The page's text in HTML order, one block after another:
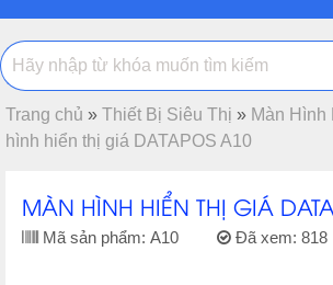
Trang chủ » Thiết Bị Siêu Thị » Màn Hình
hình hiển thị giá DATAPOS A10
MÀN HÌNH HIỂN THỊ GIÁ
Mã sản phẩm: A10 Đã xem: 818